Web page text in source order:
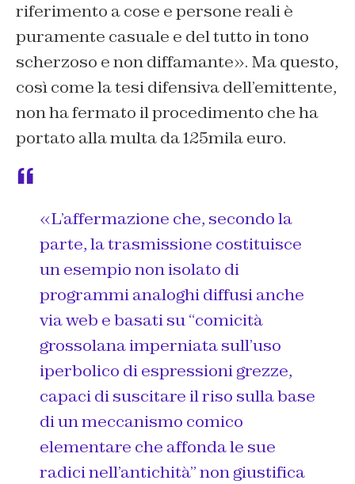
riferimento a cose e persone reali è
puramente casuale e del tutto in tono
scherzoso e non diffamante». Ma questo,
così come la tesi difensiva dell’emittente,
non ha fermato il procedimento che ha
portato alla multa da 125mila euro.
«L’affermazione che, secondo la
parte, la trasmissione costituisce
un esempio non isolato di
programmi analoghi diffusi anche
via web e basati su “comicità
grossolana imperniata sull’uso
iperbolico di espressioni grezze,
capaci di suscitare il riso sulla base
di un meccanismo comico
elementare che affonda le sue
radici nell’antichità” non giustifica